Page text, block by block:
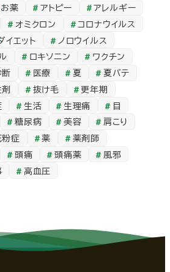
お薬 アトピー
アレルギー
オミクロン
コロナウイルス
イエット
ノロウイルス
ロキソニン
ワクチン
医療 夏
夏バテ
抜け毛
更年期
生活 生理痛
目
糖尿病 美容
肩こり
症 薬
薬剤師
頭痛 頭痛薬
風邪
高血圧